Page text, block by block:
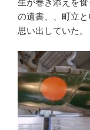
の遺書、、町立
思い出していた。